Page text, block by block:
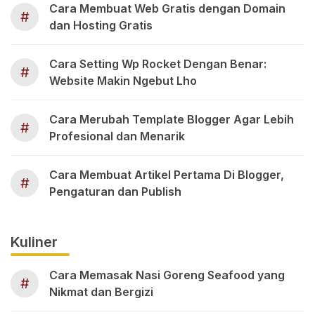
#
Cara Membuat Web Gratis dengan Domain
dan Hosting Gratis
#
Cara Setting Wp Rocket Dengan Benar:
Website Makin Ngebut Lho
#
Cara Merubah Template Blogger Agar Lebih
Profesional dan Menarik
#
Cara Membuat Artikel Pertama Di Blogger,
Pengaturan dan Publish
Kuliner
#
Cara Memasak Nasi Goreng Seafood yang
Nikmat dan Bergizi